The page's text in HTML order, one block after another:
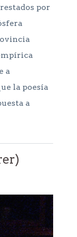
por
a
la poesía
a